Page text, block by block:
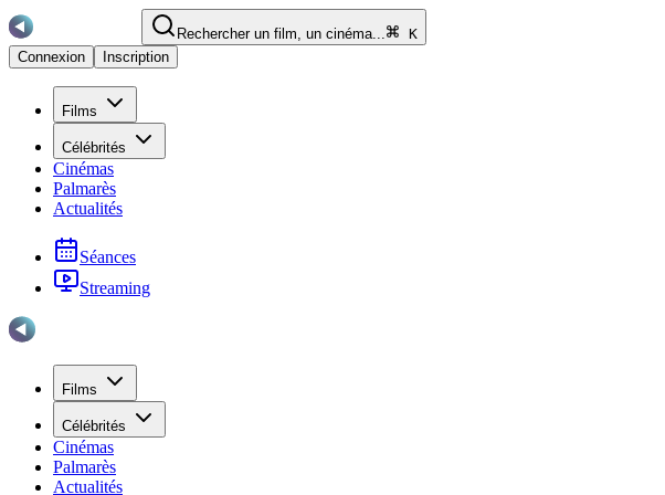
Rechercher un film, un cinéma...
K
Connexion
Inscription
Films
Célébrités
Cinémas
Palmarès
Actualités
Séances
Streaming
Films
Célébrités
Cinémas
Palmarès
Actualités